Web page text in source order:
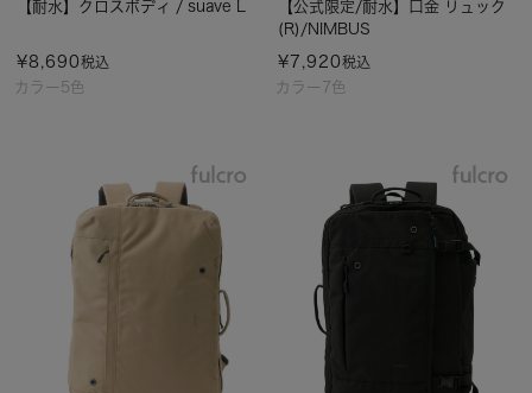
カラー5色
【耐水】クロスボディ / suave L
¥8,690税込
カラー7色
【公式限定/耐水】口金 リュック
(R)/NIMBUS
¥ 7,920税込